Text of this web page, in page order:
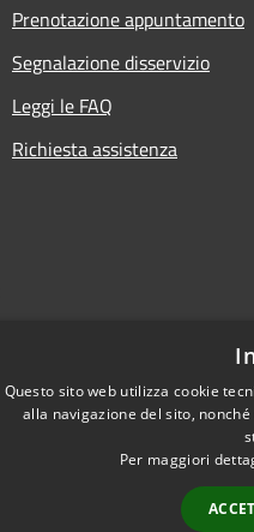
Prenotazione appuntamento
Segnalazione disservizio
Leggi le FAQ
Richiesta assistenza
Extranet
Questo sito web utilizza cookie
alla navigazione del sito,
Per maggiori